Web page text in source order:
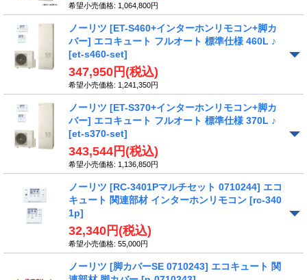
希望小売価格: 1,064,800円
ノーリツ [ET-S460+インターホンリモコン+脚カ
バー] エコキュート フルオート 標準仕様 460L ♪
[et-s460-set]
347,950円 (税込)
希望小売価格: 1,241,350円
ノーリツ [ET-S370+インターホンリモコン+脚カ
バー] エコキュート フルオート 標準仕様 370L ♪
[et-s370-set]
343,544円 (税込)
希望小売価格: 1,136,850円
ノーリツ [RC-3401Pマルチセット 0710244] エコ
キュート 関連部材 インターホンリモコン [rc-340
1p]
32,340円 (税込)
希望小売価格: 55,000円
ノーリツ [脚カバーSE 0710243] エコキュート 関